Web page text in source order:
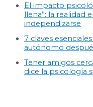
El impacto
llena”: la realidad
independizarse
7 claves
autónomo
Tener amigos
dice la psicología